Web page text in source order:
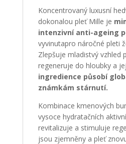
Koncentrovaný luxusní
dokonalou pleť Mille je
intenzivní anti-ageing
vyvinutapro náročné pleti
Zlepšuje mladistvý vzhled
regeneruje do hloubky a
ingredience působí
známkám stárnutí.
Kombinace kmenových
vysoce hydratačních
revitalizuje a stimuluje
jsou zjemněny a pleť